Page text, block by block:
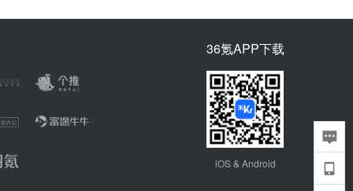
36氪APP下载
iOS & Android